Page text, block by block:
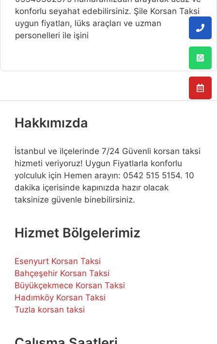
konforlu seyahat edebilirsiniz. Şile Korsan Taksi
uygun fiyatları, lüks araçları ve uzman
personelleri ile işini
Hakkımızda
İstanbul ve ilçelerinde 7/24 Güvenli korsan taksi
hizmeti veriyoruz! Uygun Fiyatlarla konforlu
yolculuk için Hemen arayın: 0542 515 5154. 10
dakika içerisinde kapınızda hazır olacak
taksinize güvenle binebilirsiniz.
Hizmet Bölgelerimiz
Esenyurt Korsan Taksi
Bahçeşehir Korsan Taksi
Büyükçekmece Korsan Taksi
Hadımköy Korsan Taksi
Tuzla korsan taksi